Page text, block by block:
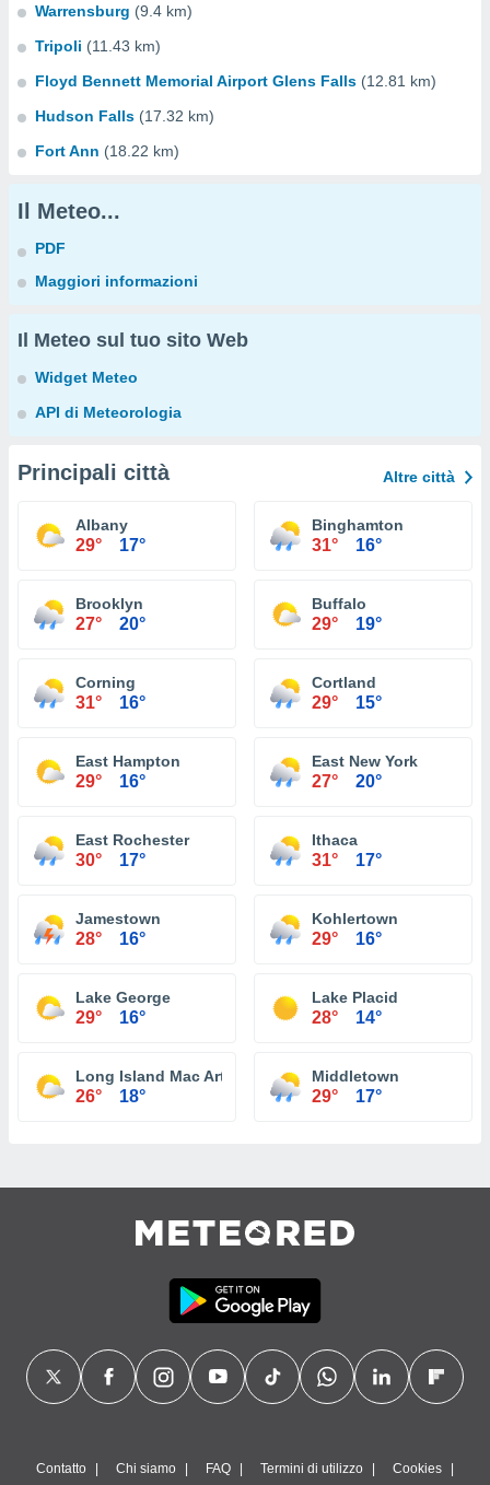
Warrensburg (9.4 km)
Tripoli (11.43 km)
Floyd Bennett Memorial Airport Glens Falls (12.81 km)
Hudson Falls (17.32 km)
Fort Ann (18.22 km)
Il Meteo...
PDF
Maggiori informazioni
Il Meteo sul tuo sito Web
Widget Meteo
API di Meteorologia
Principali città Altre città
Albany
29° 17°
Binghamton
31° 16°
Brooklyn
27° 20°
Buffalo
29° 19°
Corning
31° 16°
Cortland
29° 15°
East Hampton
29° 16°
East New York
27° 20°
East Rochester
30° 17°
Ithaca
31° 17°
Jamestown
28° 16°
Kohlertown
29° 16°
Lake George
29° 16°
Lake Placid
28° 14°
Long Island Mac Arthur Airport Islip
26° 18°
Middletown
29° 17°
Contatto Chi siamo FAQ Termini di utilizzo Cookies